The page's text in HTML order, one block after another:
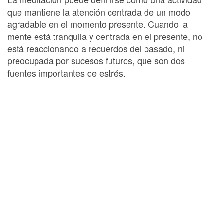
que mantiene la atención centrada de un modo
agradable en el momento presente. Cuando la
mente está tranquila y centrada en el presente, no
está reaccionando a recuerdos del pasado, ni
preocupada por sucesos futuros, que son dos
fuentes importantes de estrés.